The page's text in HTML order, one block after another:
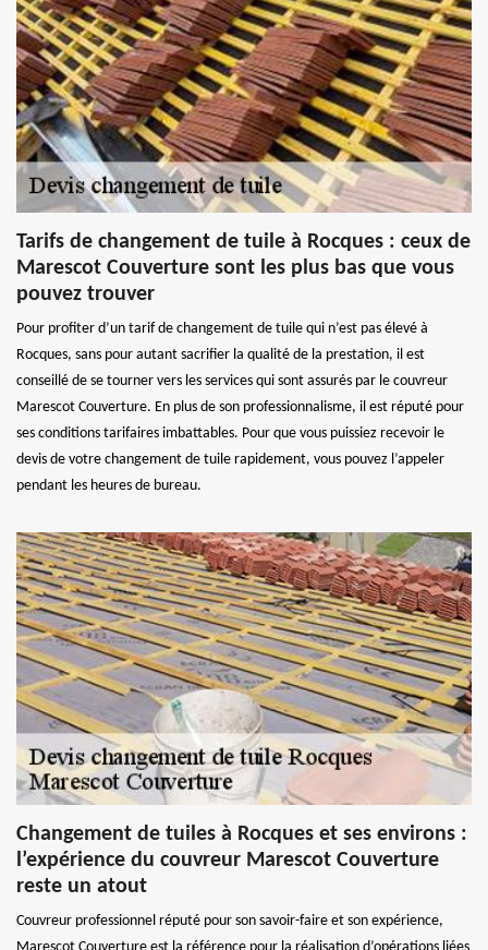
Tarifs de changement de tuile à Rocques : ceux de
Marescot Couverture sont les plus bas que vous
pouvez trouver
Pour profiter d’un tarif de changement de tuile qui n’est pas élevé à
Rocques, sans pour autant sacrifier la qualité de la prestation, il est
conseillé de se tourner vers les services qui sont assurés par le couvreur
Marescot Couverture. En plus de son professionnalisme, il est réputé pour
ses conditions tarifaires imbattables. Pour que vous puissiez recevoir le
devis de votre changement de tuile rapidement, vous pouvez l’appeler
pendant les heures de bureau.
Changement de tuiles à Rocques et ses environs :
l’expérience du couvreur Marescot Couverture
reste un atout
Couvreur professionnel réputé pour son savoir-faire et son expérience,